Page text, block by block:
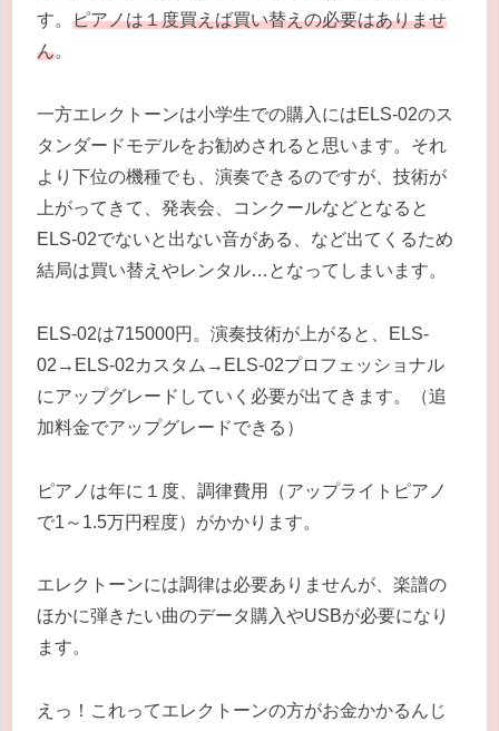
す。 ピアノは１度買えば買い替えの必要はありませ
ん。
一方エレクトーンは小学生での購入にはELS-02のス
タンダードモデルをお勧めされると思います。それ
より下位の機種でも、演奏できるのですが、技術が
上がってきて、発表会、コンクールなどとなると
ELS-02でないと出ない音がある、など出てくるため
結局は買い替えやレンタル…となってしまいます。
ELS-02は715000円。演奏技術が上がると、ELS-
02→ELS-02カスタム→ELS-02プロフェッショナル
にアップグレードしていく必要が出てきます。（追
加料金でアップグレードできる）
ピアノは年に１度、調律費用（アップライトピアノ
で1～1.5万円程度）がかかります。
エレクトーンには調律は必要ありませんが、楽譜の
ほかに弾きたい曲のデータ購入やUSBが必要になり
ます。
えっ！これってエレクトーンの方がお金かかるんじ